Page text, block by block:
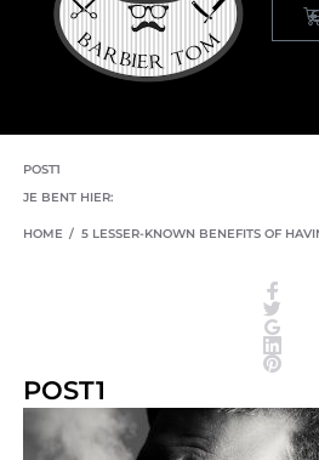
€
POST1
JE BENT HIER:
HOME / 5 LESSER-KNOWN BENEFITS OF
POST1